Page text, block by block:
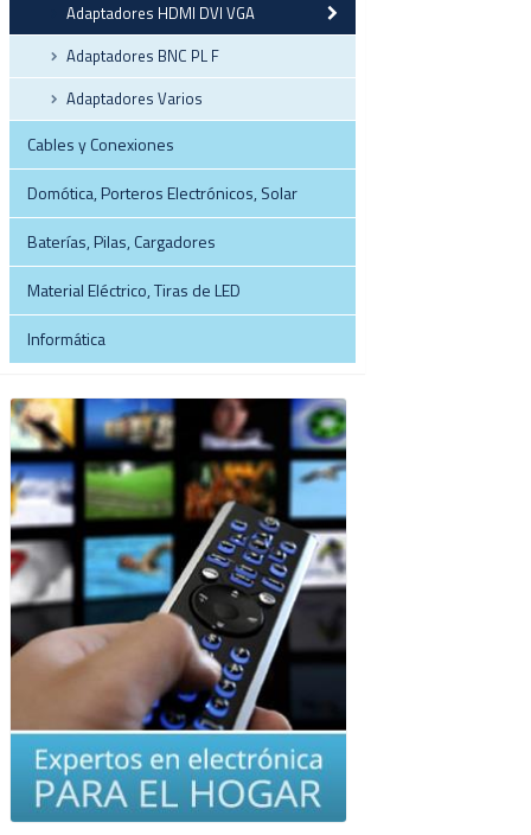
Adaptadores HDMI DVI VGA
Adaptadores BNC PL F
Adaptadores Varios
Cables y Conexiones
Domótica, Porteros Electrónicos, Solar
Baterías, Pilas, Cargadores
Material Eléctrico, Tiras de LED
Informática